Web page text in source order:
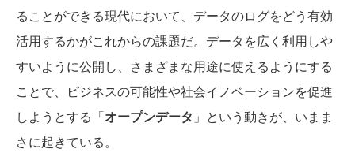
ることができる現代において、データのログをどう有効
活用するかがこれからの課題だ。データを広く利用しや
すいように公開し、さまざまな用途に使えるようにする
ことで、ビジネスの可能性や社会イノベーションを促進
しようとする「オープンデータ 」という動きが、いまま
さに起きている。